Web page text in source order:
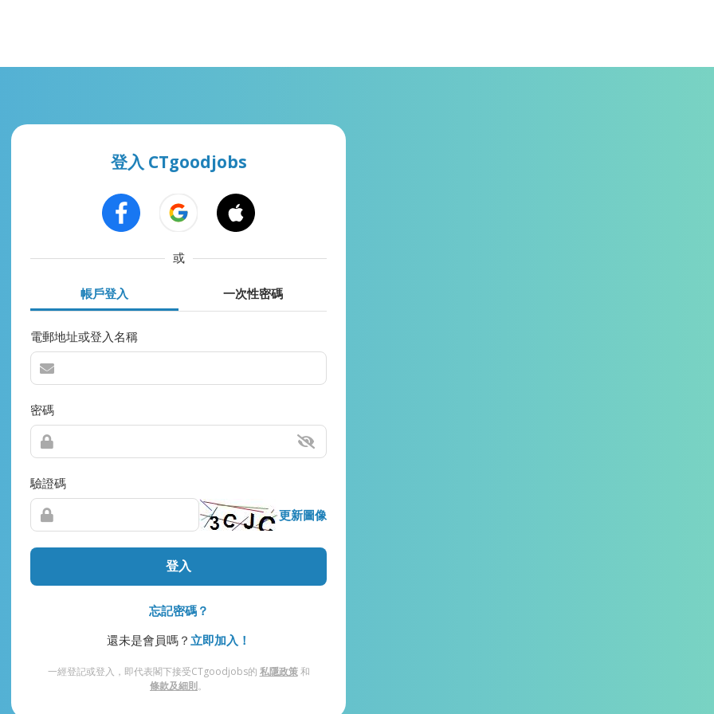
登入 CTgoodjobs
或
帳戶登入 一次性密碼
電郵地址或登入名稱
密碼
驗證碼
更新圖像
登入
忘記密碼？
還未是會員嗎？ 立即加入！
一經登記或登入，即代表閣下接受CTgoodjobs的 私隱政策和
條款及細則。